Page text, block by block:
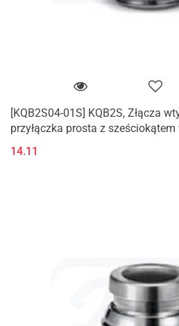
[KQB2S04-01S] KQB2S, Złącza
przyłączka prosta z
14.11